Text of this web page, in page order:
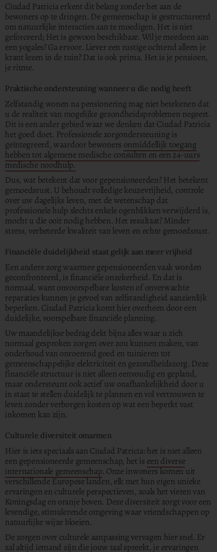
Ciudad Patricia erkent dit belang zonder het aan de
bewoners op te dringen. De gemeenschap is gestructureerd
om natuurlijke interacties aan te moedigen. Het is niet
geforceerd; Het is gewoon beschikbaar. Wil je meedoen aan
een yogales? Ga ervoor. Liever een rustige ochtend alleen je
krant lezen in de tuin? Dat is ook prima. Het is je pensioen,
je ritme.
Praktische ondersteuning wanneer u die nodig heeft
Zelfstandig wonen na pensionering mag niet betekenen dat
u de realiteit van mogelijke gezondheidsproblemen negeert.
Dit is een ander gebied waar we denken dat Ciudad Patricia
het goed doet. Professionele zorgondersteuning is
geïntegreerd, waardoor bewoners onmiddellijk toegang
hebben tot algemene medische consulten en een 24-uurs
medische noodhulp.
Dus, wat betekent dat voor gepensioneerden? Het betekent
gemoedsrust. U behoudt volledige keuzevrijheid, controle
over uw dagelijks leven, met de wetenschap dat
professionele hulp slechts enkele ogenblikken verwijderd is,
mocht u die ooit nodig hebben. Het resultaat? Minder
stress, verbeterde kwaliteit van leven en echte gemoedsrust.
Financiële duidelijkheid staat gelijk aan meer vrijheid
Een andere zorg waarmee gepensioneerden vaak worden
geconfronteerd, is financiële onzekerheid. En dat is
normaal, want onvoorspelbare kosten of onverwachte
reparaties kunnen je gevoel van zelfstandigheid aanzienlijk
beperken. Ciudad Patricia komt hier overheen door een
duidelijke, voorspelbare financiële planning.
Uw maandelijkse bedrag dekt bijna alles waar u zich
normaal gesproken zorgen over zou kunnen maken, van
onderhoud van onroerend goed en tuinieren tot
gemeenschappelijke elektriciteit en gezondheidszorg. Deze
financiële structuur is niet alleen eenvoudig en gepland,
maar ondersteunt ook actief uw onafhankelijkheid door u
in staat te stellen duidelijk te plannen en vol vertrouwen te
leven zonder verborgen kosten op wat een beperkt vast
inkomen kan zijn.
Culturele diversiteit omarmen
Hier is iets speciaals aan Ciudad Patricia: het is niet alleen
een gepensioneerde gemeenschap, het is een diverse
internationale gemeenschap. Onze inwoners komen uit
verschillende Europese landen, elk met hun eigen unieke
ervaringen en culturele perspectieven, zoals het vieren van
Koningsdag en oranje boven. Deze diversiteit zorgt voor een
levendige, stimulerende omgeving waar vriendschappen op
natuurlijke wijze bloeien.
De zorgen over culturele aanpassing vervagen hier snel. Er
zal altijd iemand zijn die jouw taal spreekt, je ervaringen